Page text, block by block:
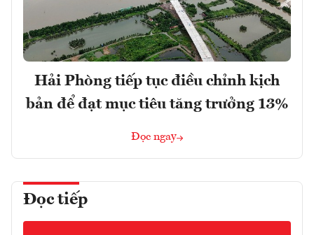
Hải Phòng tiếp tục điều chỉnh kịch
bản để đạt mục tiêu tăng trưởng 13%
Đọc ngay
Đọc tiếp